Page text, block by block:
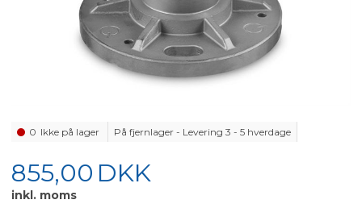
0 Ikke på lager På fjernlager - Levering 3 - 5 hverdage
855,00 DKK
inkl. moms